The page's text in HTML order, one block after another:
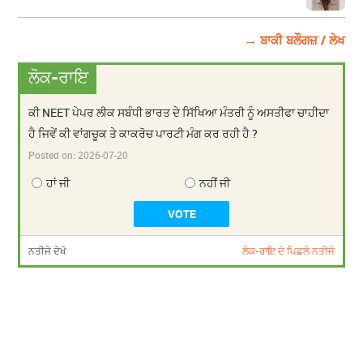
→ ਬਾਕੀ ਬਲੌਗਜ਼ / ਲੇਖ
ਲੋਕ-ਰਾਇ
ਕੀ NEET ਪੇਪਰ ਲੀਕ ਸਬੰਧੀ ਭਾਰਤ ਦੇ ਸਿੱਖਿਆ ਮੰਤਰੀ ਨੂੰ ਅਸਤੀਫਾ ਚਾਹੀਦਾ
ਹੈ ਜਿਵੇਂ ਕੀ ਵਾਂਗਚੂਕ ਤੇ ਕਾਕਰੋਚ ਪਾਰਟੀ ਮੰਗ ਕਰ ਰਹੀ ਹੈ ?
Posted on:2026-07-20
ਹਾਂ ਜੀ ਨਹੀਂ ਜੀ
ਨਤੀਜੇ ਦੇਖੋ ਲੋਕ-ਰਾਇ ਦੇ ਪਿਛਲੇ ਨਤੀਜੇ